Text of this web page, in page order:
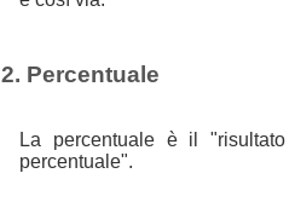
2. Percentuale
La percentuale è il
percentuale".